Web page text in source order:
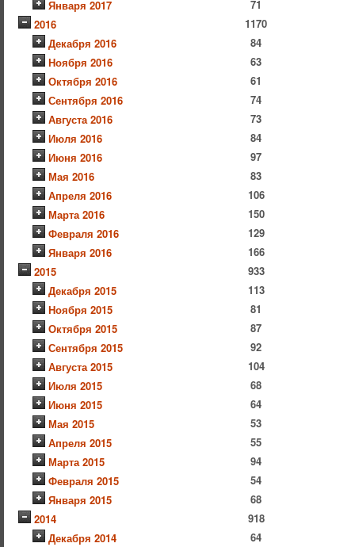
Января 2017
71
2016
1170
Декабря 2016
84
Ноября 2016
63
Октября 2016
61
Сентября 2016
74
Августа 2016
73
Июля 2016
84
Июня 2016
97
Мая 2016
83
Апреля 2016
106
Марта 2016
150
Февраля 2016
129
Января 2016
166
2015
933
Декабря 2015
113
Ноября 2015
81
Октября 2015
87
Сентября 2015
92
Августа 2015
104
Июля 2015
68
Июня 2015
64
Мая 2015
53
Апреля 2015
55
Марта 2015
94
Февраля 2015
54
Января 2015
68
2014
918
Декабря 2014
64